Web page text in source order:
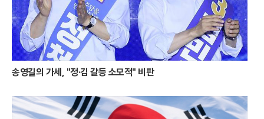
통영시의 과감한 투자가 뒷받침되었다. 약 80억 원 규모의 야간 경관 개선
사업을 통해 강구안 일대는 빛의 예술 공간으로 거듭났다. 특히 바다를 가
로지르는 보도교인 ‘강구안 브릿지’는 이번 사업의 백미로 꼽힌다. 럭비공
을 반으로 자른 듯한 유려한 곡선미를 자랑하는 이 다리는 밤마다 무지갯
빛 조명을 내뿜으며 바다 위에 환상적인 빛의 길을 만들어낸다. 다리 위를
거닐며 감상하는 항구의 야경은 여행자들에게 잊지 못할 낭만을 선사한다.
불어넣고 있다. 야간 경관이 화려해지면서 강구안 주변 상권은 밤늦게까지
활기를 띠고 있으며, 체류형 관광객의 비중도 눈에 띄게 증가했다. 통영시
송영길의 가세, "정·김 갈등 소모적" 비판